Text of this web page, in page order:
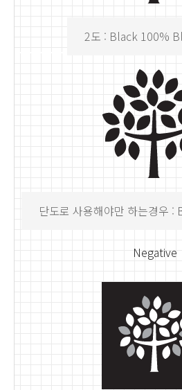
2도 : Black 100%
단도로 사용해야만 하는경우
Negative